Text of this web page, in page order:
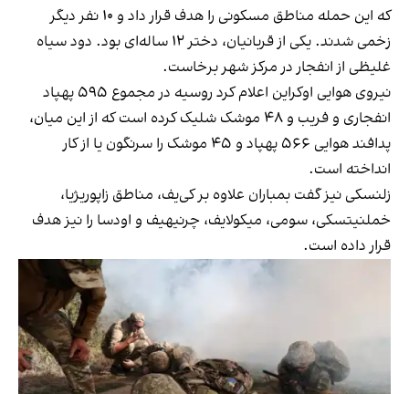
که این حمله مناطق مسکونی را هدف قرار داد و ۱۰ نفر دیگر
زخمی شدند. یکی از قربانیان، دختر ۱۲ ساله‌ای بود. دود سیاه
غلیظی از انفجار در مرکز شهر برخاست.
نیروی هوایی اوکراین اعلام کرد روسیه در مجموع ۵۹۵ پهپاد
انفجاری و فریب و ۴۸ موشک شلیک کرده است که از این میان،
پدافند هوایی ۵۶۶ پهپاد و ۴۵ موشک را سرنگون یا از کار
انداخته است.
زلنسکی نیز گفت بمباران علاوه بر کی‌یف، مناطق زاپوریژیا،
خملنیتسکی، سومی، میکولایف، چرنیهیف و اودسا را نیز هدف
قرار داده است.